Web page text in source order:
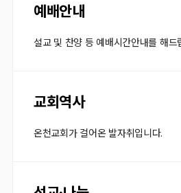
예배안내
설교 및 찬양 등 예배시간안내를 해드
교회역사
온천교회가 걸어온 발자취입니다.